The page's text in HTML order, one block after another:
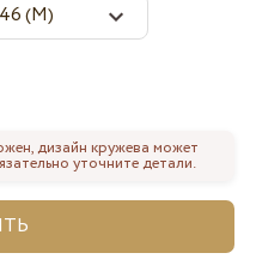
дизайн кружева может
уточните детали.